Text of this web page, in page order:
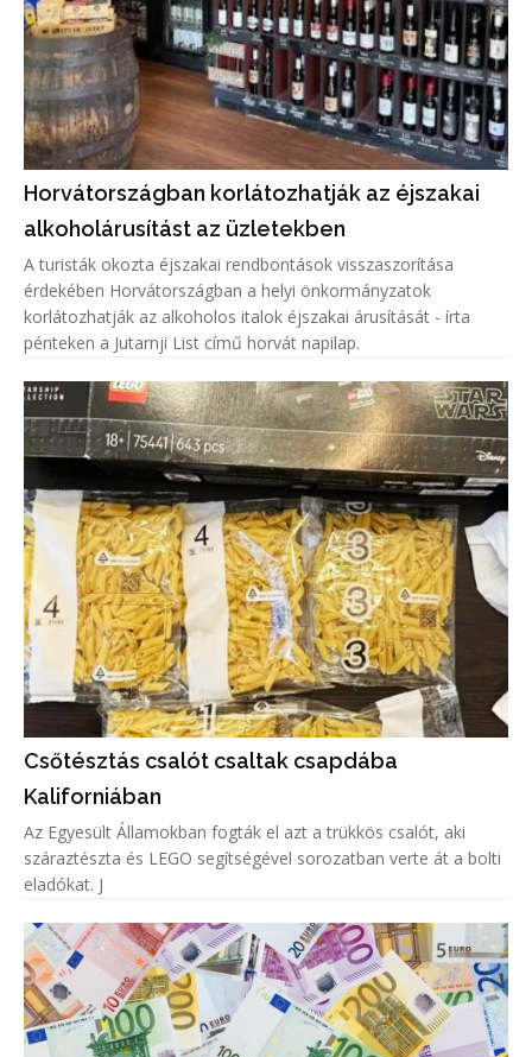
Horvátországban korlátozhatják az éjszakai
alkoholárusítást az üzletekben
A turisták okozta éjszakai rendbontások visszaszorítása
érdekében Horvátországban a helyi önkormányzatok
korlátozhatják az alkoholos italok éjszakai árusítását - írta
pénteken a Jutarnji List című horvát napilap.
Csőtésztás csalót csaltak csapdába
Kaliforniában
Az Egyesült Államokban fogták el azt a trükkös csalót, aki
száraztészta és LEGO segítségével sorozatban verte át a bolti
eladókat. J